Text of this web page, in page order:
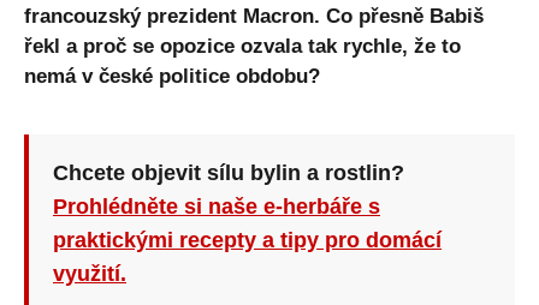
francouzský prezident Macron. Co přesně Babiš
řekl a proč se opozice ozvala tak rychle, že to
nemá v české politice obdobu?
Chcete objevit sílu bylin a rostlin?
Prohlédněte si naše e-herbáře s
praktickými recepty a tipy pro domácí
využití.